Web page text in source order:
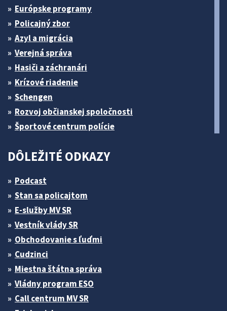
Európske programy
Policajný zbor
Azyl a migrácia
Verejná správa
Hasiči a záchranári
Krízové riadenie
Schengen
Rozvoj občianskej spoločnosti
Športové centrum polície
DÔLEŽITÉ ODKAZY
Podcast
Stan sa policajtom
E-služby MV SR
Vestník vlády SR
Obchodovanie s ľuďmi
Cudzinci
Miestna štátna správa
Vládny program ESO
Call centrum MV SR